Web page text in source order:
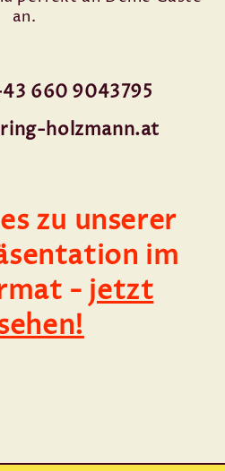
an.
660 9043795
holzmann.at
zu unserer
im
- jetzt